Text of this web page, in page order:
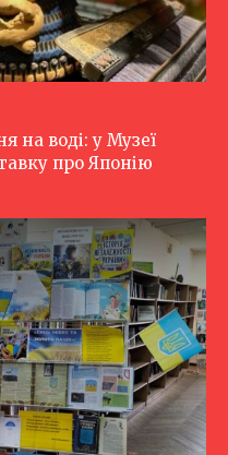
на воді: у Музеї
про Японію